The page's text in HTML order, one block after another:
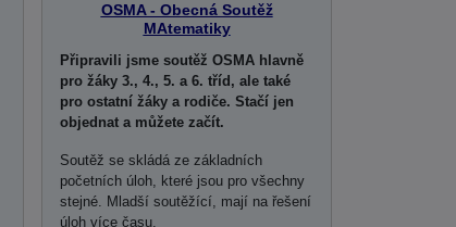
OSMA - Obecná Soutěž
MAtematiky
Připravili jsme soutěž OSMA hlavně
pro žáky 3., 4., 5. a 6. tříd, ale také
pro ostatní žáky a rodiče. Stačí jen
objednat a můžete začít.
Soutěž se skládá ze základních
početních úloh, které jsou pro všechny
stejné. Mladší soutěžící, mají na řešení
úloh více času.